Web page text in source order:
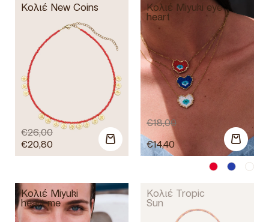
Κολιέ New Coins
€26,00
€20,80
Κολιέ Miyuki eye
heart
€18,00
€14,40
Κολιέ Miyuki
heart me
Κολιέ Tropic
Sun